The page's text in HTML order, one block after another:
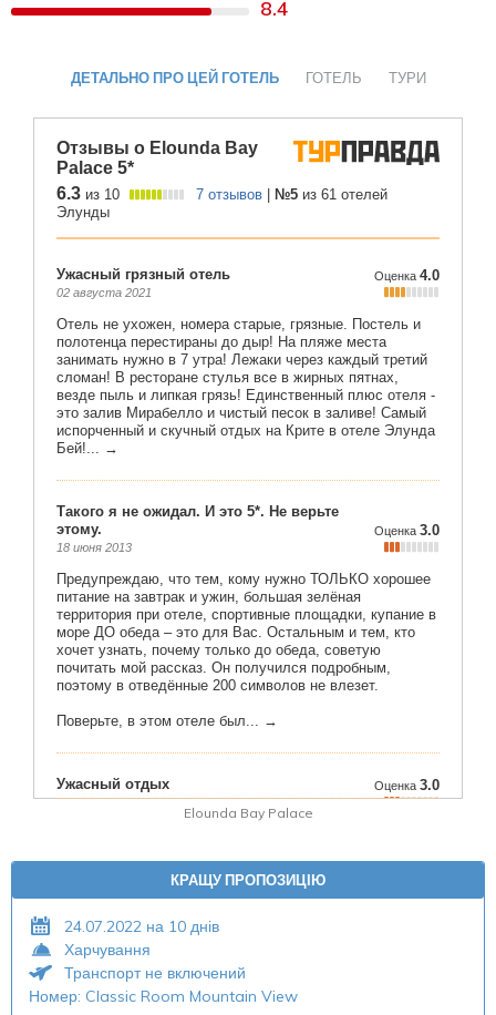
8.4
ДЕТАЛЬНО ПРО ЦЕЙ ГОТЕЛЬ ГОТЕЛЬ ТУРИ
Elounda Bay Palace
КРАЩУ ПРОПОЗИЦІЮ
24.07.2022 на 10 днів
Харчування
Транспорт не включений
Номер: Classic Room Mountain View